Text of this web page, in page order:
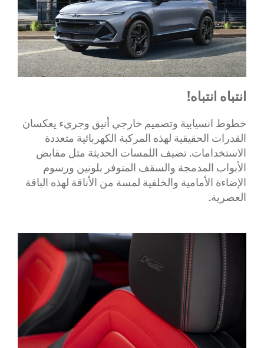
انتباه انتباه!
خطوط انسيابية وتصميم خارجي أنيق وجريء يعكسان
القدرات الحقيقية لهذه المركبة الكهربائية متعددة
الاستخدامات. تضيف اللمسات الحديثة مثل مقابض
الأبواب المدمجة والسقف المتوفر بلونين ورسوم
الإضاءة الأمامية والخلفية لمسة من الأناقة لهذه الباقة
العصرية.